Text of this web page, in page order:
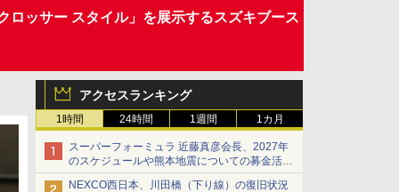
ロッサー スタイル」を展示するスズキブース
アクセスランキング
1時間 24時間 1週間 1カ月
スーパーフォーミュラ 近藤真彦会長、2027年
のスケジュールや熊本地震についての募金活動
を紹介
NEXCO西日本、川田橋（下り線）の復旧状況